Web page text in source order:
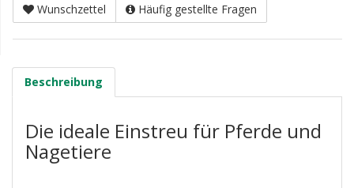
Wunschzettel Häufig gestellte Fragen
Beschreibung
Die ideale Einstreu für Pferde und
Nagetiere